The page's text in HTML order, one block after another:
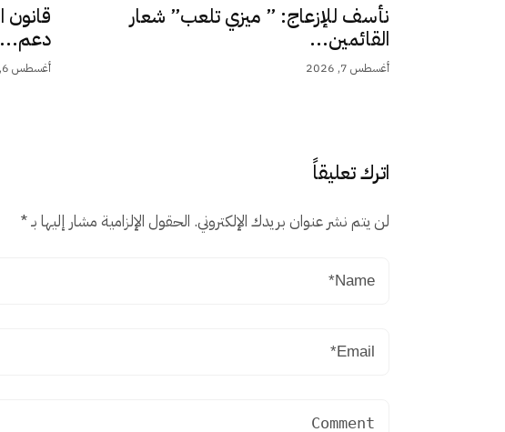
نأسف للإزعاج: ” ميزي تلعب” شعار
القائمين...
أغسطس 7, 2026
دعم...
أغسطس 6, 2026
اترك تعليقاً
لن يتم نشر عنوان بريدك الإلكتروني. الحقول الإلزامية مشار إليها بـ*